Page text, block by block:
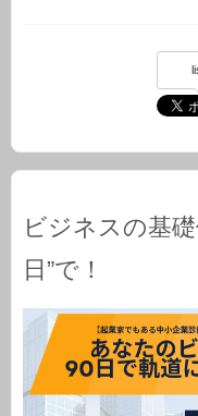
ビジネスの基
日”で！